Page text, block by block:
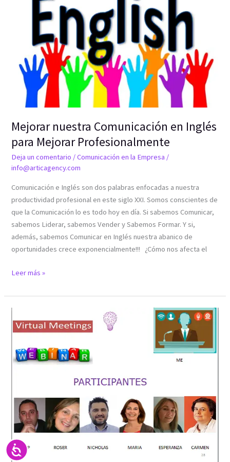
Accesibilidad
Mejorar nuestra Comunicación en Inglés
para Mejorar Profesionalmente
Deja un comentario /Comunicación en la Empresa /
info@articagency.com
Comunicación e Inglés son dos palabras enfocadas a nuestra
productividad profesional en este siglo XXI. Somos conscientes de
que la Comunicación lo es todo hoy en día. Si sabemos Comunicar,
sabemos Liderar, sabemos Vender y Sabemos Formar. Y si,
además, sabemos Comunicar en Inglés nuestra abanico de
oportunidades crece exponencialmente!!! ¿Cómo nos afecta el
Comunicación
para
Mejorar
Profesionalmente
Leer más »
es
Comunicación
en
Virtuales?